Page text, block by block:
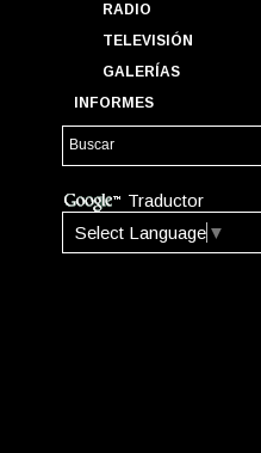
RADIO
TELEVISIÓN
GALERÍAS
INFORMES
Traductor
Select Language ▼